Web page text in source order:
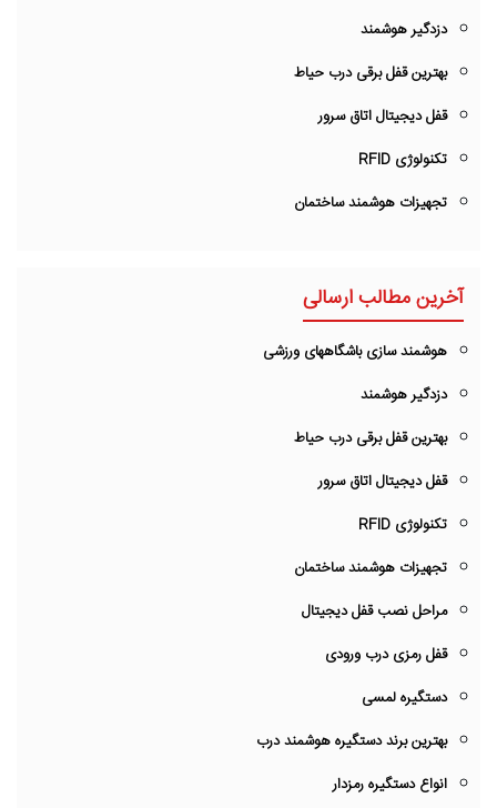
دزدگیر هوشمند
بهترین قفل برقی درب حیاط
قفل دیجیتال اتاق سرور
تکنولوژی RFID
تجهیزات هوشمند ساختمان
آخرین مطالب ارسالی
هوشمند سازی باشگاههای ورزشی
دزدگیر هوشمند
بهترین قفل برقی درب حیاط
قفل دیجیتال اتاق سرور
تکنولوژی RFID
تجهیزات هوشمند ساختمان
مراحل نصب قفل دیجیتال
قفل رمزی درب ورودی
دستگیره لمسی
بهترین برند دستگیره هوشمند درب
انواع دستگیره رمزدار